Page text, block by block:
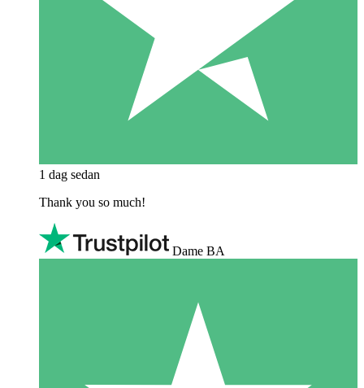
1 dag sedan
Thank you so much!
Dame BA